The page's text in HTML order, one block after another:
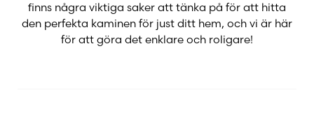
Garantier
finns några viktiga saker att tänka på för att hitta
den perfekta kaminen för just ditt hem, och vi är här
för att göra det enklare och roligare!